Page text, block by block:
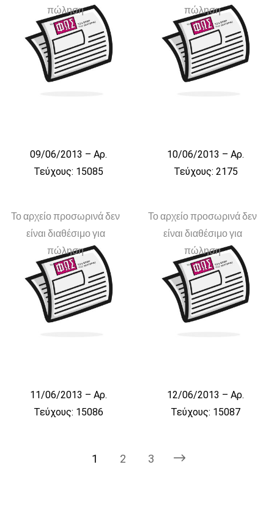
πώληση
09/06/2013 – Αρ.
Τεύχους: 15085
πώληση
10/06/2013 – Αρ.
Τεύχους: 2175
Το αρχείο προσωρινά δεν
είναι διαθέσιμο για
πώληση
11/06/2013 – Αρ.
Τεύχους: 15086
Το αρχείο προσωρινά δεν
είναι διαθέσιμο για
πώληση
12/06/2013 – Αρ.
Τεύχους: 15087
1 2 3